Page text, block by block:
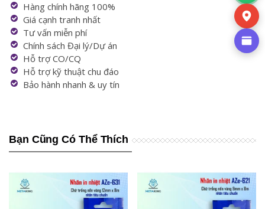
Hàng chính hãng 100%
Giá cạnh tranh nhất
Tư vấn miễn phí
Chính sách Đại lý/Dự án
Hỗ trợ CO/CQ
Hỗ trợ kỹ thuật chu đáo
Bảo hành nhanh & uy tín
Bạn Cũng Có Thể Thích